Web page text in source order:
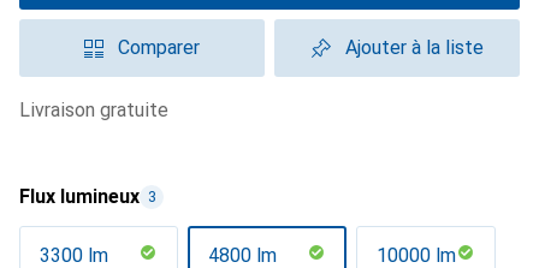
Comparer Ajouter à la liste
livraison gratuite
Flux lumineux 3
3300 lm 4800 lm 10000 lm